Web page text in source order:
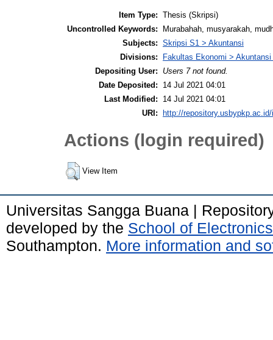
Item Type: Thesis (Skripsi)
Uncontrolled Keywords:
Murabahah, musyarakah,
Subjects: Skripsi S1 > Akuntansi
Divisions:
Fakultas Ekonomi > Akuntansi
Depositing User:
Users 7 not found.
Date Deposited:
14 Jul 2021 04:01
Last Modified:
14 Jul 2021 04:01
URI:
http://
Actions (login required)
View Item
Universitas Sangga Buana |
developed by the School of
Southampton. More information and